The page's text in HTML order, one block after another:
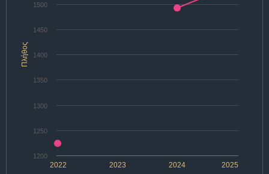
Πλήθος
2022 2024
2023 2025
1200
1250
1300
1350
1400
1450
1500